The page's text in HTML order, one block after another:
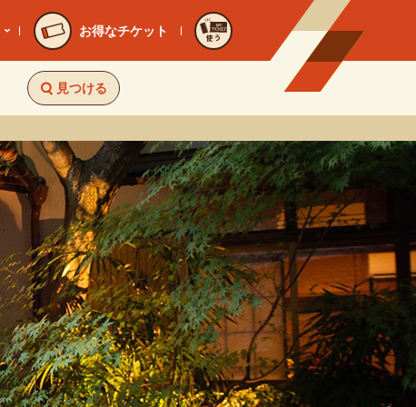
お得なチケット
使う
見つける